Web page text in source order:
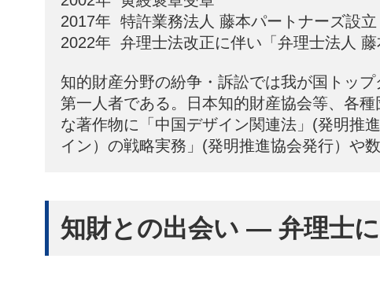
2017年  特許業務法人 藤本パートナーズ設立
2022年  弁理士法改正に伴い「弁理士法人
知的財産分野の紛争・訴訟では我が国トッ
第一人者である。日本知的財産協会等、各
な著作物に「中国デザイン関連法」(発明推
イン）の戦略実務」(発明推進協会発行）や
知財との出会い ― 弁理士